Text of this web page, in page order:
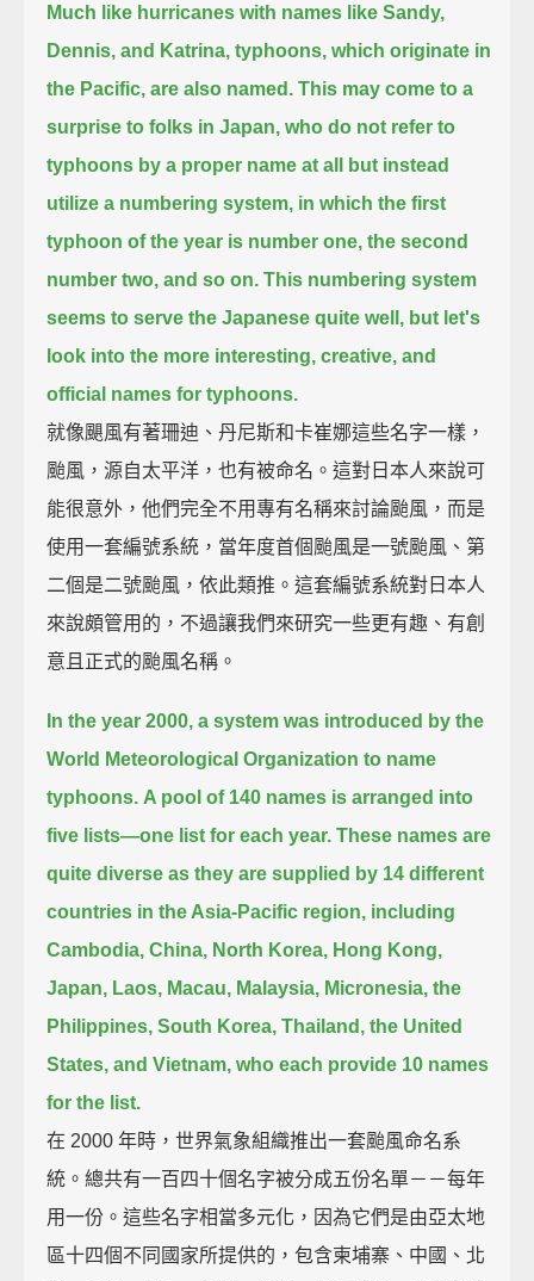
Much like hurricanes with names like Sandy,
Dennis, and Katrina, typhoons, which originate in
the Pacific, are also named. This may come to a
surprise to folks in Japan, who do not refer to
typhoons by a proper name at all
but instead
utilize a numbering system, in which the first
typhoon of the year is number one, the second
number two, and so on. This numbering system
seems to serve the Japanese quite well, but let's
look into the more interesting, creative, and
official names for typhoons.
就像颶風有著珊迪、丹尼斯和卡崔娜這些名字一樣，
颱風，源自太平洋，也有被命名。這對日本人來說可
能很意外，他們完全不用專有名稱來討論颱風，而是
使用一套編號系統，當年度首個颱風是一號颱風、第
二個是二號颱風，依此類推。這套編號系統對日本人
來說頗管用的，不過讓我們來研究一些更有趣、有創
意且正式的颱風名稱。
In the year 2000, a system was introduced by the
World Meteorological Organization to name
typhoons. A pool of 140 names is arranged into
five lists—one list for each year. These names are
quite diverse as they are supplied by 14 different
countries in the Asia-Pacific region, including
Cambodia, China, North Korea, Hong Kong,
Japan, Laos, Macau, Malaysia, Micronesia, the
Philippines, South Korea, Thailand, the United
States, and Vietnam, who each provide 10 names
for the list.
在 2000 年時，世界氣象組織推出一套颱風命名系
統。總共有一百四十個名字被分成五份名單－－每年
用一份。這些名字相當多元化，因為它們是由亞太地
區十四個不同國家所提供的，包含柬埔寨、中國、北